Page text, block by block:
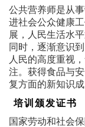
公共营养师是从
进社会公众健康
展，人民生活水
同时，逐渐意识
人民的高度重视
注。获得食品与
复方面的新知识成
培训颁发证书
国家劳动和社会